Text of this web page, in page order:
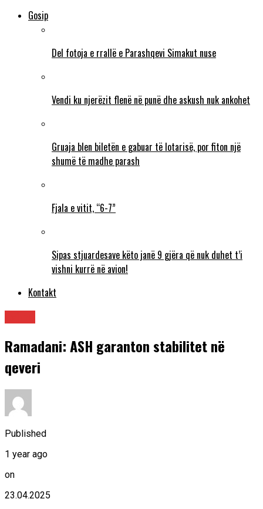
Gosip
Del fotoja e rrallë e Parashqevi Simakut nuse
Vendi ku njerëzit flenë në punë dhe askush nuk ankohet
Gruaja blen biletën e gabuar të lotarisë, por fiton një
shumë të madhe parash
Fjala e vitit, “6-7”
Sipas stjuardesave këto janë 9 gjëra që nuk duhet t’i
vishni kurrë në avion!
Kontakt
Ramadani: ASH garanton stabilitet në
qeveri
Published
1 year ago
on
23.04.2025